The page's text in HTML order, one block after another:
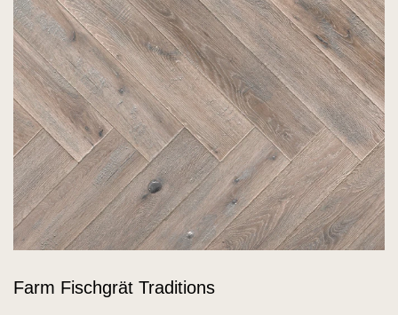
Farm Fischgrät Traditions